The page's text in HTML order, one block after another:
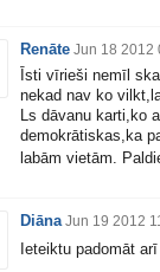
Renāte Jun 18 2012
Īsti vīrieši nemīl
nekad nav ko
Ls dāvanu karti,ko
demokrātiskas,ka
labām vietām.
Diāna Jun 19 2012
Ieteiktu padomāt